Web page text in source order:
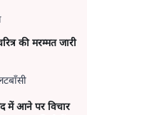
की मरम्मत जारी
में आने पर विचार